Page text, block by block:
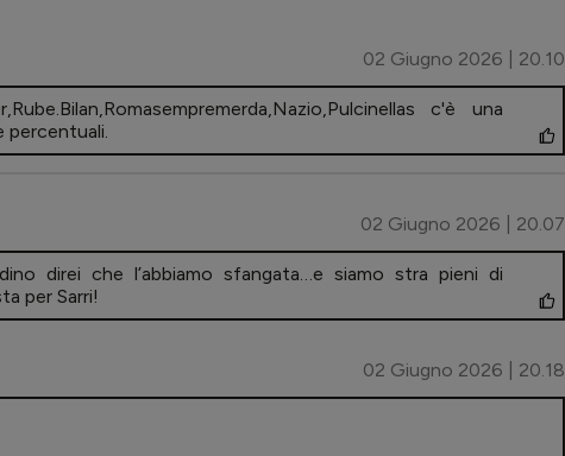
02 Giugno 2026 | 20.10
c'è una
percentuali.
02 Giugno 2026 | 20.07
direi che l’abbiamo sfangata…e siamo stra pieni di
per Sarri!
02 Giugno 2026 | 20.18